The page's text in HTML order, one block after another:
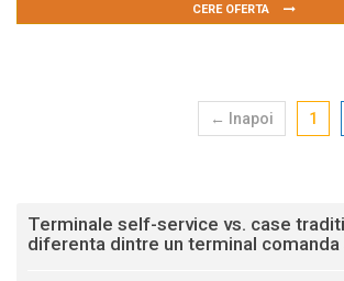
Terminale self-service vs. case
diferenta dintre un terminal
CERE OFERTA
← Inapoi 1